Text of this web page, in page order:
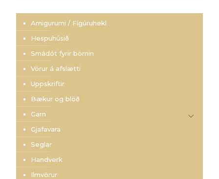
Amigurumi / Fígúruhekl
Hespuhúsið
Smádót fyrir börnin
Vörur á afslætti
Uppskriftir
Bækur og blöð
Garn
Gjafavara
Seglar
Handverk
Ilmvörur